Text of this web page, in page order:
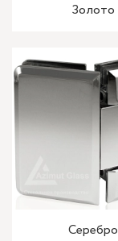
Золото
Серебро